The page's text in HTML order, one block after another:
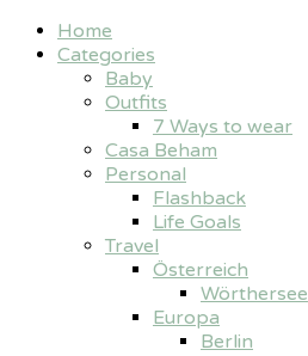
Home
Categories
Baby
Outfits
7 Ways to wear
Casa Beham
Personal
Flashback
Life Goals
Travel
Österreich
Wörthersee
Europa
Berlin